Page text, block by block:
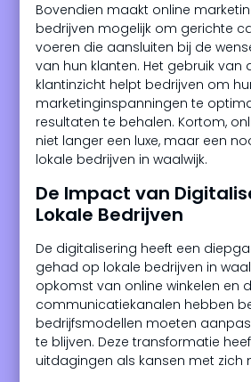
Bovendien maakt online
bedrijven mogelijk om gerichte
voeren die aansluiten bij de
van hun klanten. Het gebruik
klantinzicht helpt bedrijven om
marketinginspanningen te
resultaten te behalen. Kortom,
niet langer een luxe, maar een
lokale bedrijven in waalwijk.
De Impact van
Lokale Bedrijven
De digitalisering heeft een
gehad op lokale bedrijven in
opkomst van online winkelen en
communicatiekanalen hebben
bedrijfsmodellen moeten
te blijven. Deze transformatie
uitdagingen als kansen met zich